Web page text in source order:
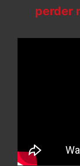
perder